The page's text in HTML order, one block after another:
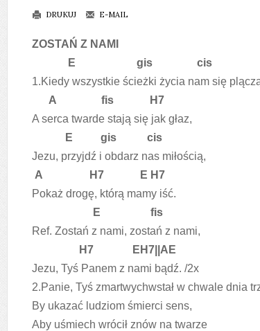
DRUKUJ E-MAIL
ZOSTAŃ Z NAMI
E gis cis
1.Kiedy wszystkie ścieżki życia nam się
A fis H7
A serca twarde stają się jak głaz,
E gis cis
Jezu, przyjdź i obdarz nas miłością,
A H7 E H7
Pokaż drogę, którą mamy iść.
E fis
Ref. Zostań z nami, zostań z nami,
H7 EH7||AE
Jezu, Tyś Panem z nami bądź. /2x
2.Panie, Tyś zmartwychwstał w chwale dnia
By ukazać ludziom śmierci sens,
Aby uśmiech wrócił znów na twarze